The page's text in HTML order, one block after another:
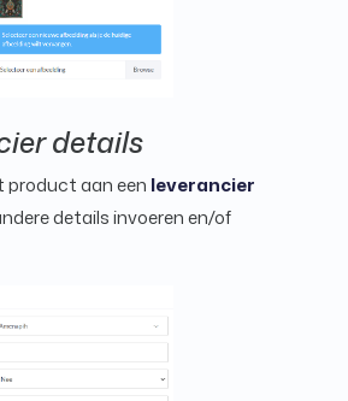
details
product aan een leverancier
details invoeren en/of